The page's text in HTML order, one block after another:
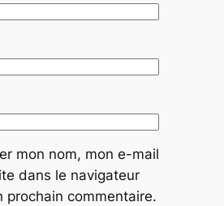
mon nom, mon e-mail
dans le navigateur
prochain commentaire.